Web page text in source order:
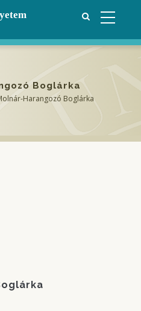
Boglárka
Harangozó Boglárka